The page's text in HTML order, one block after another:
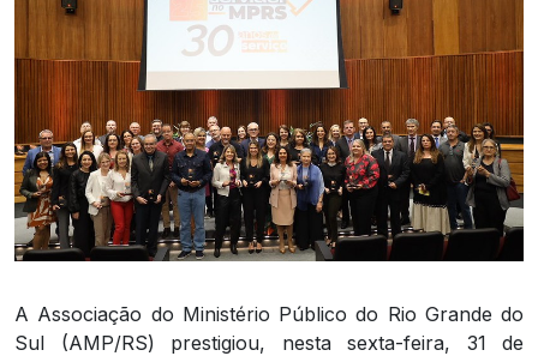
A Associação do Ministério Público do Rio Grande do
Sul (AMP/RS) prestigiou, nesta sexta-feira, 31 de